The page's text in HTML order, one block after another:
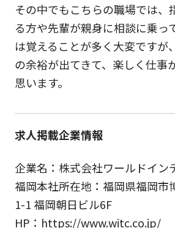
その中でもこちらの職場では、
る方や先輩が親身に相談に乗っ
は覚えることが多く大変ですが
の余裕が出てきて、楽しく仕事
思います。
求人掲載企業情報
企業名：株式会社ワールドイン
福岡本社所在地：福岡県福岡市
1-1 福岡朝日ビル6F
HP：https://www.witc.co.jp/